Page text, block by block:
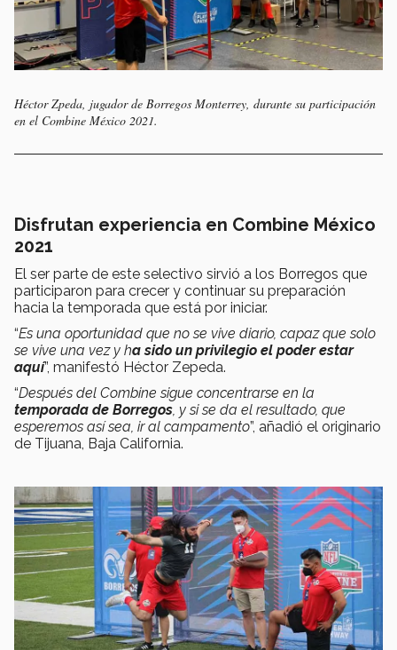
Héctor Zpeda, jugador de Borregos Monterrey, durante su participación
en el Combine México 2021.
Disfrutan experiencia en Combine México
2021
El ser parte de este selectivo sirvió a los Borregos que
participaron para crecer y continuar su preparación
hacia la temporada que está por iniciar.
“Es una oportunidad que no se vive diario, capaz que solo
se vive una vez y ha sido un privilegio el poder estar
aquí”, manifestó Héctor Zepeda.
“Después del Combine sigue concentrarse en la
temporada de Borregos, y si se da el resultado, que
esperemos así sea, ir al campamento”, añadió el originario
de Tijuana, Baja California.